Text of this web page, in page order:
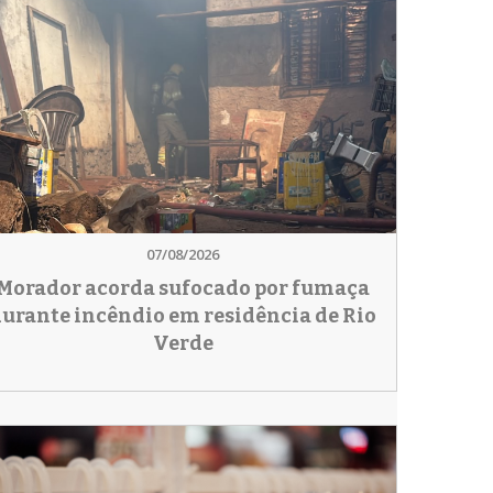
07/08/2026
acorda sufocado por fumaça
incêndio em residência de Rio
Verde